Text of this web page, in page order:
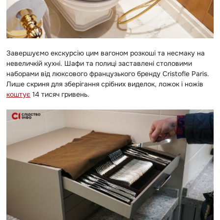
Завершуємо екскурсію цим вагоном розкоші та несмаку на
невеличкій кухні. Шафи та полиці заставлені столовими
наборами від люксового французького бренду Cristofle Paris.
Лише скриня для зберігання срібних виделок, ложок і ножів
коштує 14 тисяч гривень.